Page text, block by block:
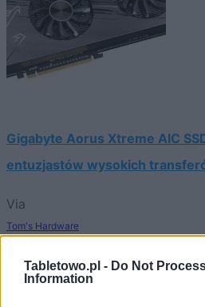
Tabletowo.pl - Do Not
Information
Gigabyte Aorus Xtreme AIC
entuzjastów wysokich
Via
Tom's Hardware
PHISON